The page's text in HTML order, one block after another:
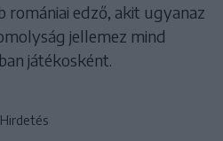
romániai edző, akit ugyanaz
jellemez mind
játékosként.
Hirdetés